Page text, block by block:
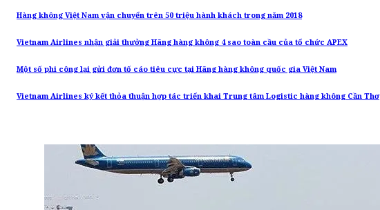
Hàng không Việt Nam vận chuyển trên 50 triệu hành khách trong năm 2018
Vietnam Airlines nhận giải thưởng Hãng hàng không 4 sao toàn cầu của tổ chức APEX
Một số phi công lại gửi đơn tố cáo tiêu cực tại Hãng hàng không quốc gia Việt Nam
Vietnam Airlines ký kết thỏa thuận hợp tác triển khai Trung tâm Logistic hàng không Cần Thơ